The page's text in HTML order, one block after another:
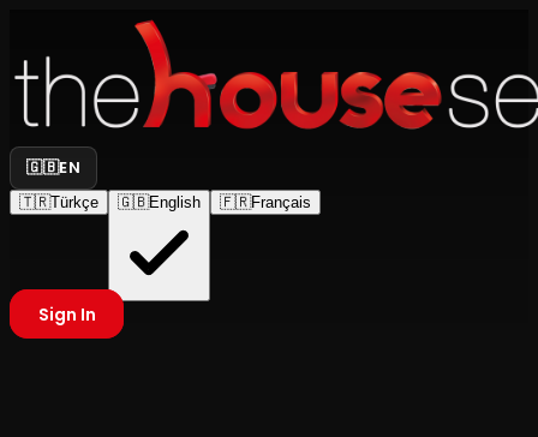
🇬🇧EN
🇹🇷Türkçe 🇬🇧English 🇫🇷Français
Sign In